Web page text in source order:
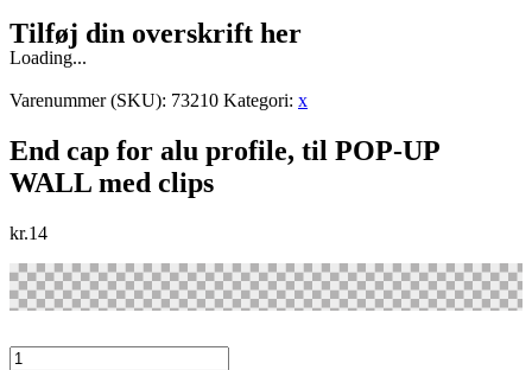
Tilføj din overskrift her
Loading...
Varenummer (SKU): 73210 Kategori: x
End cap for alu profile, til POP-UP
WALL med clips
kr.14
End